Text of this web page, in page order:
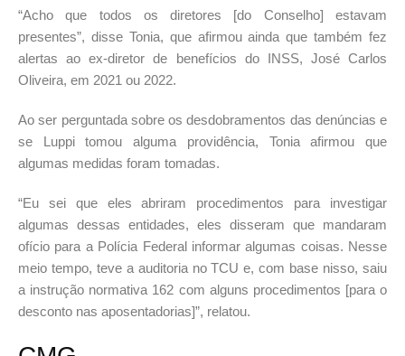
“Acho que todos os diretores [do Conselho] estavam
presentes”, disse Tonia, que afirmou ainda que também fez
alertas ao ex-diretor de benefícios do INSS, José Carlos
Oliveira, em 2021 ou 2022.
Ao ser perguntada sobre os desdobramentos das denúncias e
se Luppi tomou alguma providência, Tonia afirmou que
algumas medidas foram tomadas.
“Eu sei que eles abriram procedimentos para investigar
algumas dessas entidades, eles disseram que mandaram
ofício para a Polícia Federal informar algumas coisas. Nesse
meio tempo, teve a auditoria no TCU e, com base nisso, saiu
a instrução normativa 162 com alguns procedimentos [para o
desconto nas aposentadorias]”, relatou.